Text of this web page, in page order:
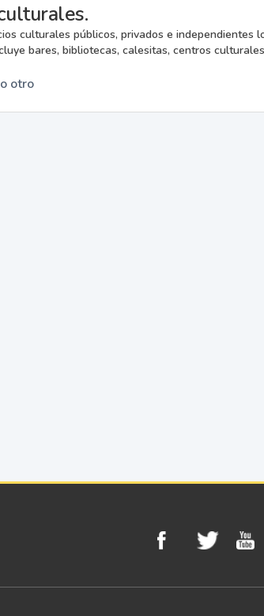
culturales públicos, privados e independientes
bares, bibliotecas, calesitas, centros
otro